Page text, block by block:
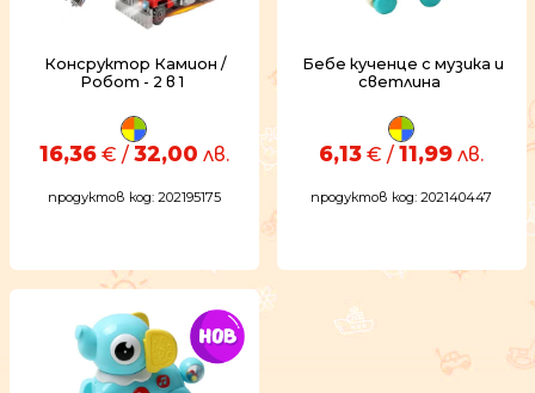
Консруктор Камион /
Робот - 2 в 1
16,36€ / 32,00 лв.
продуктов код: 202195175
Бебе кученце с музика и
светлина
6,13 € / 11,99 лв.
продуктов код: 202140447